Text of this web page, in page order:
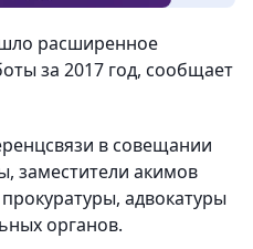
расширенное
за 2017 год, сообщает
в совещании
заместители акимов
адвокатуры
органов.